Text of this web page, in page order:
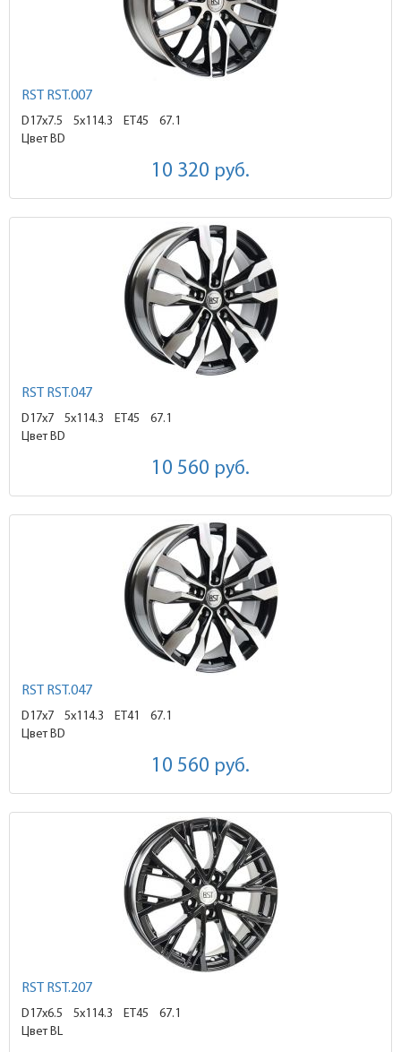
RST RST.007
D17x7.5 5x114.3 ET45
67.1
Цвет BD
10 320 руб.
RST RST.047
D17x7 5x114.3 ET45
67.1
Цвет BD
10 560 руб.
RST RST.047
D17x7 5x114.3 ET41
67.1
Цвет BD
10 560 руб.
RST RST.207
D17x6.5 5x114.3 ET45
67.1
Цвет BL